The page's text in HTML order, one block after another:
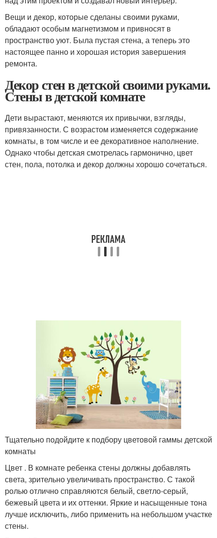
Вещи и декор, которые сделаны своими руками,
обладают особым магнетизмом и привносят в
пространство уют. Была пустая стена, а теперь это
настоящее панно и хорошая история завершения
ремонта.
Декор стен в детской своими руками.
Стены в детской комнате
Дети вырастают, меняются их привычки, взгляды,
привязанности. С возрастом изменяется содержание
комнаты, в том числе и ее декоративное наполнение.
Однако чтобы детская смотрелась гармонично, цвет
стен, пола, потолка и декор должны хорошо сочетаться.
Тщательно подойдите к подбору цветовой гаммы детской
комнаты
Цвет . В комнате ребенка стены должны добавлять
света, зрительно увеличивать пространство. С такой
ролью отлично справляются белый, светло-серый,
бежевый цвета и их оттенки. Яркие и насыщенные тона
лучше исключить, либо применить на небольшом участке
стены.